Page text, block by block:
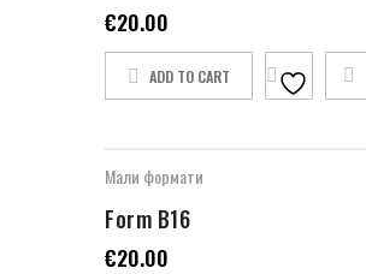
€20.00
ADD TO CART
Мали формати
Form B16
€20.00